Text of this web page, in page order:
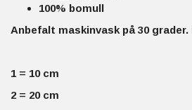
100% bomull
Anbefalt maskinvask på 30
1 = 10 cm
2 = 20 cm